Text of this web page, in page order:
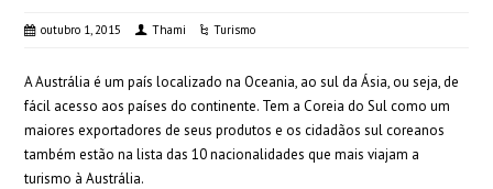
outubro 1, 2015 Thami Turismo
A Austrália é um país localizado na Oceania, ao sul da Ásia, ou seja, de
fácil acesso aos países do continente. Tem a Coreia do Sul como um
maiores exportadores de seus produtos e os cidadãos sul coreanos
também estão na lista das 10 nacionalidades que mais viajam a
turismo à Austrália.